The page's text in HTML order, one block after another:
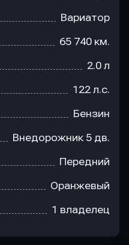
Вариатор
65 740 км.
2.0 л
122 л.с.
Бензин
Внедорожник 5 дв.
Передний
Оранжевый
1 владелец